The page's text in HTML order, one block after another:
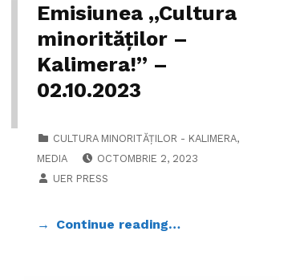
Emisiunea ,,Cultura
minorităților –
Kalimera!” –
02.10.2023
CULTURA MINORITĂȚILOR - KALIMERA,
MEDIA
OCTOMBRIE 2, 2023
UER PRESS
Continue reading…